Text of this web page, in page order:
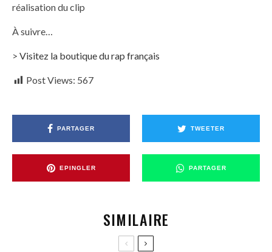
réalisation du clip
À suivre…
> Visitez la boutique du rap français
Post Views: 567
PARTAGER TWEETER
EPINGLER PARTAGER
SIMILAIRE